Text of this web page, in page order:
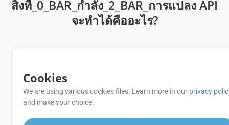
สิ่งที่_0_BAR_กําลัง_2_BAR_การแปลง API
จะทําได้คืออะไร?
(htttpspathapititition. กลุ่ม docs. กลุ่มเมฆ/คอน
กรูเอนต์/) มาจากชุดสะสมของสวากเกอร์
ของหน้า] (httttpps/docs. กลุ่มผู้ใช้. กลุ่มผู้ใช้/
Cookies
We are using various cookies files. Learn more in our privacy
and make your choice.